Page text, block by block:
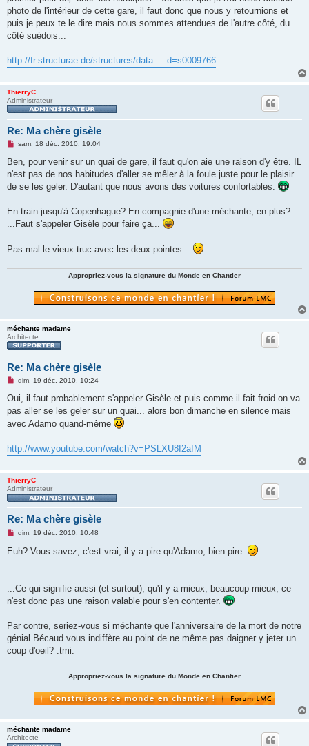
photo de l'intérieur de cette gare, il faut donc que nous y retournions et
puis je peux te le dire mais nous sommes attendues de l'autre côté, du
côté suédois...
http://fr.structurae.de/structures/data ... d=s0009766
ThierryC
Administrateur
Re: Ma chère gisèle
M
s
a
g
o
l
sam. 18 déc. 2010, 19:04
Ben, pour venir sur un quai de gare, il faut qu'on aie une raison d'y être. IL
n'est pas de nos habitudes d'aller se mêler à la foule juste pour le plaisir
de se les geler. D'autant que nous avons des voitures confortables.
En train jusqu'à Copenhague? En compagnie d'une méchante, en plus?
...Faut s'appeler Gisèle pour faire ça...
Pas mal le vieux truc avec les deux pointes...
Appropriez-vous la signature du Monde en Chantier
méchante madame
Architecte
Re: Ma chère gisèle
M
s
a
g
e
o
n
dim. 19 déc. 2010, 10:24
Oui, il faut probablement s'appeler Gisèle et puis comme il fait froid on va
pas aller se les geler sur un quai... alors bon dimanche en silence mais
avec Adamo quand-même
http://www.youtube.com/watch?v=PSLXU8I2aIM
ThierryC
Administrateur
Re: Ma chère gisèle
M
s
s
n
o
n
u
dim. 19 déc. 2010, 10:48
Euh? Vous savez, c'est vrai, il y a pire qu'Adamo, bien pire.
...Ce qui signifie aussi (et surtout), qu'il y a mieux, beaucoup mieux, ce
n'est donc pas une raison valable pour s'en contenter.
Par contre, seriez-vous si méchante que l'anniversaire de la mort de notre
génial Bécaud vous indiffère au point de ne même pas daigner y jeter un
coup d'oeil? :tmi:
Appropriez-vous la signature du Monde en Chantier
méchante madame
Architecte